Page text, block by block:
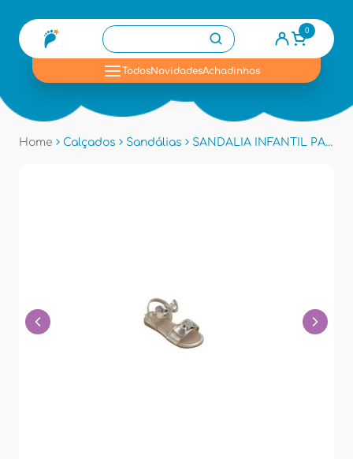
0
TodosNovidadesAchadinhos
Home Calçados Sandálias SANDALIA INFANTIL PAMPILI 642098 - Dourado